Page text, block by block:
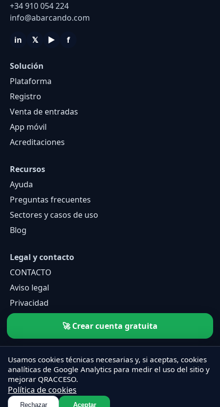
+34 910 054 224
info@abarcando.com
in 𝕏 ▶ f
Solución
Plataforma
Registro
Venta de entradas
App móvil
Acreditaciones
Recursos
Ayuda
Preguntas frecuentes
Sectores y casos de uso
Blog
Legal y contacto
CONTACTO
Aviso legal
Privacidad
Cookies
Usamos cookies técnicas necesarias y, si aceptas, cookies
analíticas de Google Analytics para medir el uso del sitio y
mejorar QRACCESO.
Política de cookies
Rechazar Aceptar
🚀 Crear cuenta gratuita